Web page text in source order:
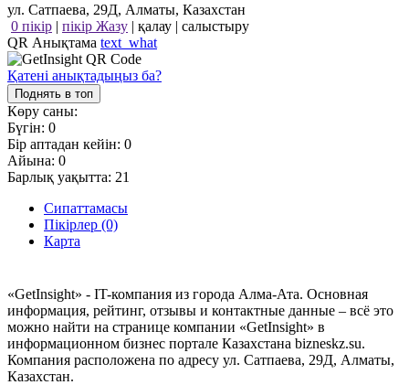
ул. Сатпаева, 29Д, Алматы, Казахстан
0 пікір | пікір Жазу | қалау | салыстыру
QR Анықтама text_what
Қатені анықтадыңыз ба?
Поднять в топ
Көру саны:
Бүгін: 0
Бір аптадан кейін: 0
Айына: 0
Барлық уақытта: 21
Сипаттамасы
Пікірлер (0)
Карта
«GetInsight» - IT-компания из города Алма-Ата. Основная
информация, рейтинг, отзывы и контактные данные – всё это
можно найти на странице компании «GetInsight» в
информационном бизнес портале Казахстана bizneskz.su.
Компания расположена по адресу ул. Сатпаева, 29Д, Алматы,
Казахстан.